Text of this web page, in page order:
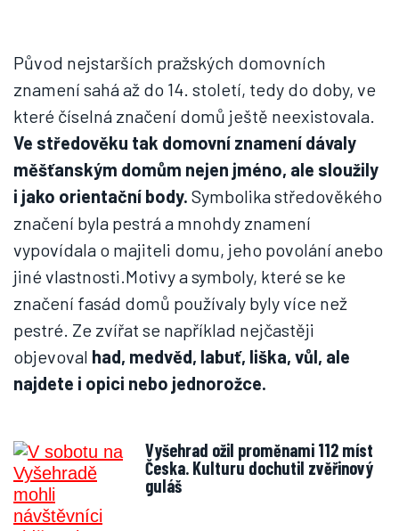
Původ nejstarších pražských domovních
znamení sahá až do 14. století, tedy do doby, ve
které číselná značení domů ještě neexistovala.
Ve středověku tak domovní znamení dávaly
měšťanským domům nejen jméno, ale sloužily
i jako orientační body. Symbolika středověkého
značení byla pestrá a mnohdy znamení
vypovídala o majiteli domu, jeho povolání anebo
jiné vlastnosti.Motivy a symboly, které se ke
značení fasád domů používaly byly více než
pestré. Ze zvířat se například nejčastěji
objevoval had, medvěd, labuť, liška, vůl, ale
najdete i opici nebo jednorožce.
Vyšehrad ožil proměnami 112 míst
Česka. Kulturu dochutil zvěřinový
guláš